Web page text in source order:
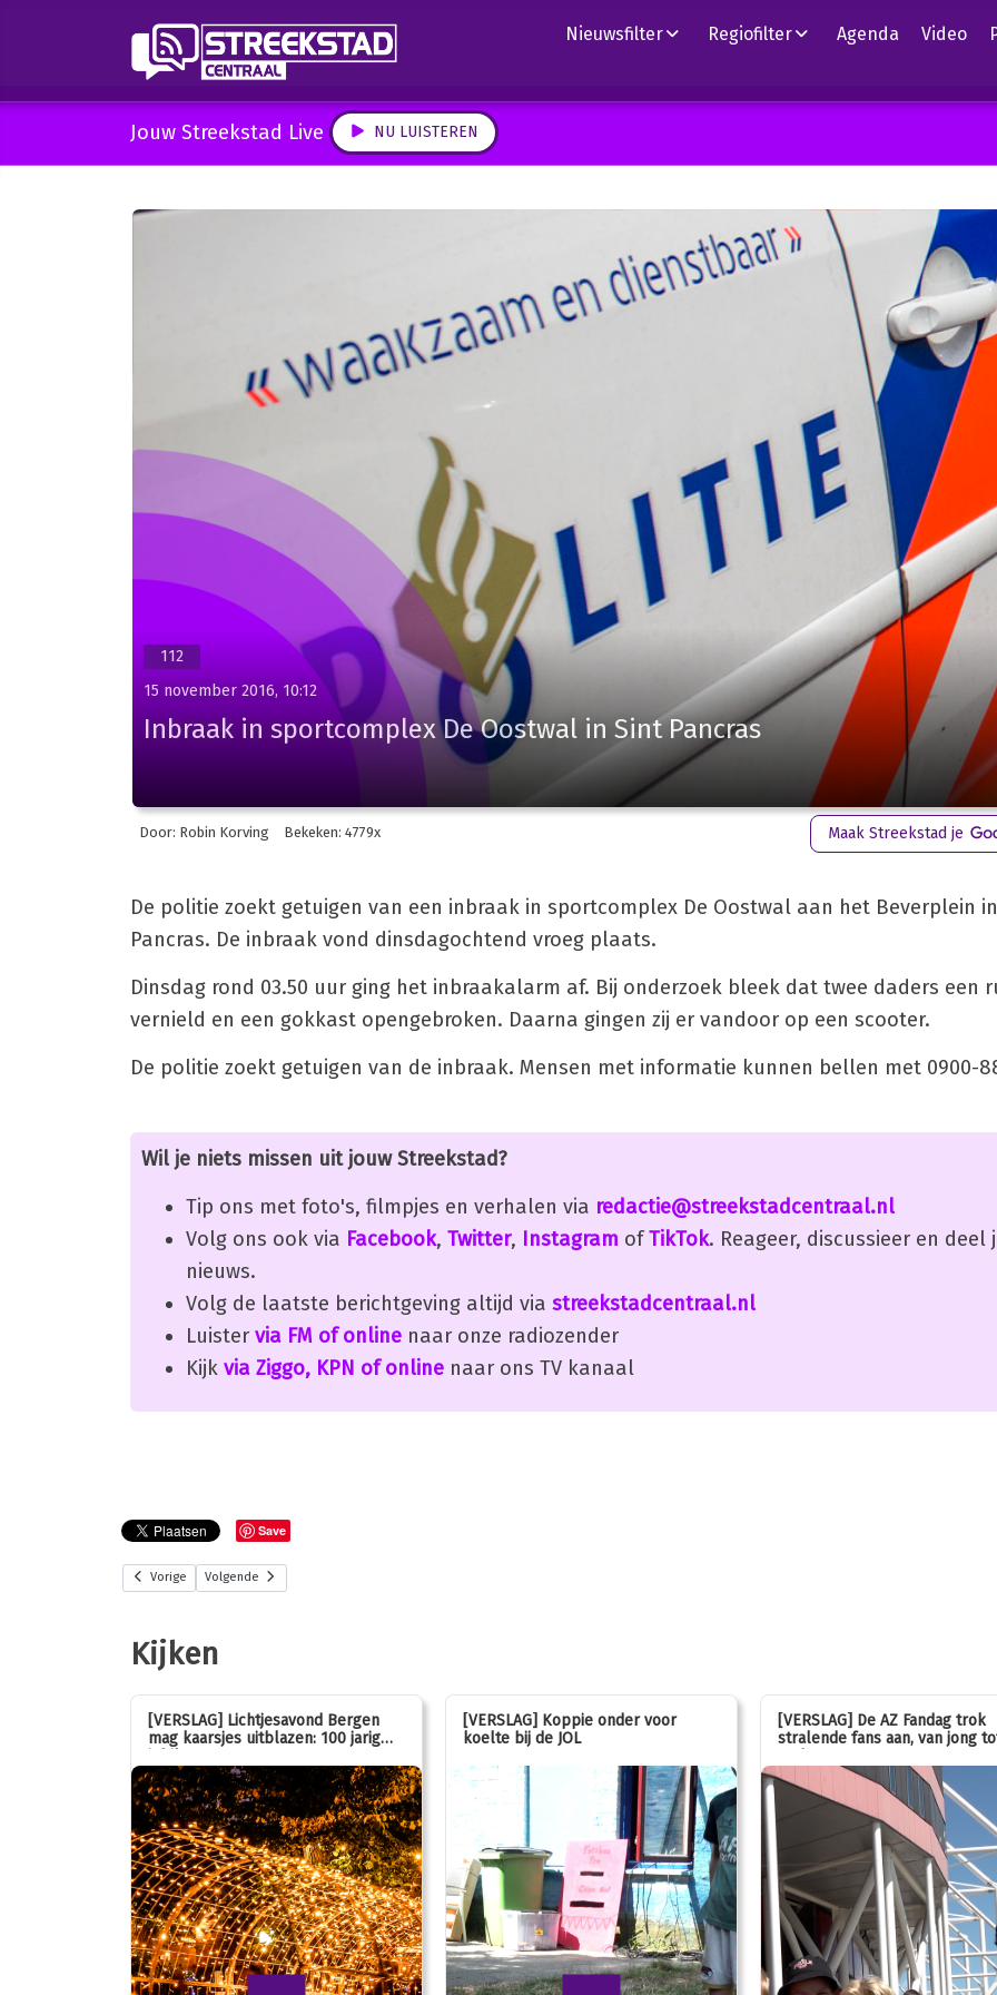
Nieuwsfilter Regiofilter Agenda Video
Jouw Streekstad Live NU LUISTEREN
112
15 november 2016, 10:12
Inbraak in sportcomplex De Oostwal in Sint Pancras
Door: Robin Korving Bekeken: 4779x Maak Streekstad je
De politie zoekt getuigen van een inbraak in sportcomplex De Oostwal aan het Beverplein
Pancras. De inbraak vond dinsdagochtend vroeg plaats.
Dinsdag rond 03.50 uur ging het inbraakalarm af. Bij onderzoek bleek dat twee daders een
vernield en een gokkast opengebroken. Daarna gingen zij er vandoor op een scooter.
De politie zoekt getuigen van de inbraak. Mensen met informatie kunnen bellen met 0900-
Wil je niets missen uit jouw Streekstad?
Tip ons met foto's, filmpjes en verhalen via redactie@streekstadcentraal.nl
Volg ons ook via Facebook, Twitter, Instagram ofTikTok. Reageer, discussieer en deel
nieuws.
Volg de laatste berichtgeving altijd via streekstadcentraal.nl
Luister via FM of online naar onze radiozender
Kijk via Ziggo, KPN of online naar ons TV kanaal
Save
Vorige Volgende
Kijken
[VERSLAG] Lichtjesavond Bergen
mag kaarsjes uitblazen: 100 jarig
[VERSLAG] Koppie onder voor
koelte bij de JOL
[VERSLAG] De AZ Fandag trok
stralende fans aan, van jong